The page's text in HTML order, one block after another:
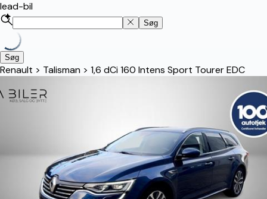
lead-bil
Søg
Søg
Renault > Talisman > 1,6 dCi 160 Intens Sport Tourer EDC